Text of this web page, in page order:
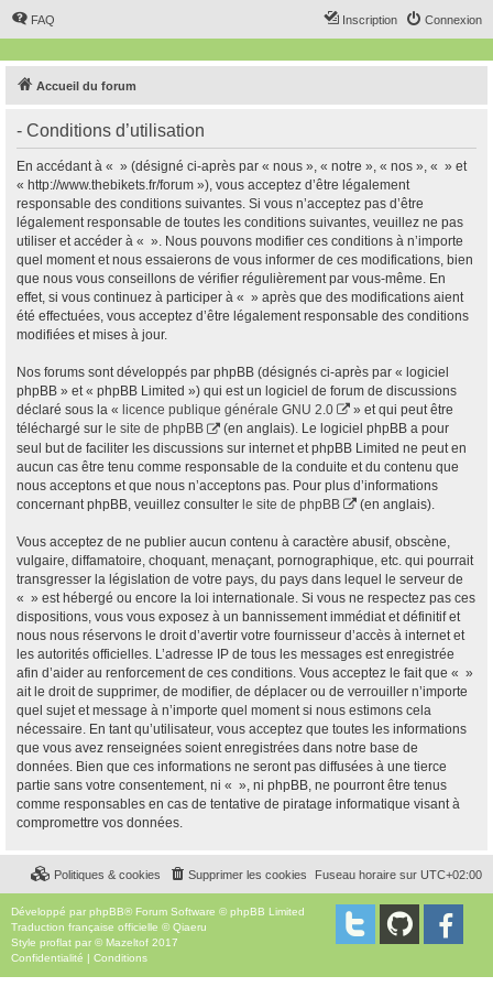
FAQ Connexion
Inscription
Accueil du forum
- Conditions d’utilisation
En accédant à « » (désigné ci-après par « nous », « notre », « nos », « » et
« http://www.thebikets.fr/forum »), vous acceptez d’être légalement
responsable des conditions suivantes. Si vous n’acceptez pas d’être
légalement responsable de toutes les conditions suivantes, veuillez ne pas
utiliser et accéder à « ». Nous pouvons modifier ces conditions à n’importe
quel moment et nous essaierons de vous informer de ces modifications, bien
que nous vous conseillons de vérifier régulièrement par vous-même. En
effet, si vous continuez à participer à « » après que des modifications aient
été effectuées, vous acceptez d’être légalement responsable des conditions
modifiées et mises à jour.
Nos forums sont développés par phpBB (désignés ci-après par « logiciel
phpBB » et « phpBB Limited ») qui est un logiciel de forum de discussions
déclaré sous la « licence publique générale GNU 2.0
» et qui peut être
téléchargé sur le site de phpBB
(en anglais). Le logiciel phpBB a pour
seul but de faciliter les discussions sur internet et phpBB Limited ne peut en
aucun cas être tenu comme responsable de la conduite et du contenu que
nous acceptons et que nous n’acceptons pas. Pour plus d’informations
concernant phpBB, veuillez consulter le site de phpBB (en anglais).
Vous acceptez de ne publier aucun contenu à caractère abusif, obscène,
vulgaire, diffamatoire, choquant, menaçant, pornographique, etc. qui pourrait
transgresser la législation de votre pays, du pays dans lequel le serveur de
« » est hébergé ou encore la loi internationale. Si vous ne respectez pas ces
dispositions, vous vous exposez à un bannissement immédiat et définitif et
nous nous réservons le droit d’avertir votre fournisseur d’accès à internet et
les autorités officielles. L’adresse IP de tous les messages est enregistrée
afin d’aider au renforcement de ces conditions. Vous acceptez le fait que « »
ait le droit de supprimer, de modifier, de déplacer ou de verrouiller n’importe
quel sujet et message à n’importe quel moment si nous estimons cela
nécessaire. En tant qu’utilisateur, vous acceptez que toutes les informations
que vous avez renseignées soient enregistrées dans notre base de
données. Bien que ces informations ne seront pas diffusées à une tierce
partie sans votre consentement, ni « », ni phpBB, ne pourront être tenus
comme responsables en cas de tentative de piratage informatique visant à
compromettre vos données.
Fuseau horaire sur UTC+02:00
Supprimer les cookies
Politiques & cookies
Développé par phpBB® Forum Software © phpBB Limited
Traduction française officielle ©Qiaeru
Style proflat par © Mazeltof 2017
Confidentialité | Conditions